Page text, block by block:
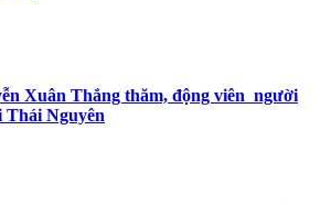
Xuân Thắng thăm, động viên người
Thái Nguyên